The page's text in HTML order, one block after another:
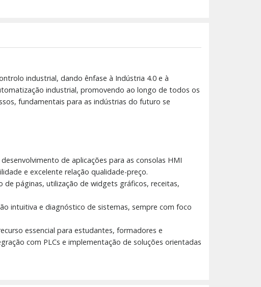
industrial, dando ênfase à Indústria 4.0 e à
industrial, promovendo ao longo de todos os
fundamentais para as indústrias do futuro se
de aplicações para as consolas HMI
e excelente relação qualidade-preço.
páginas, utilização de widgets gráficos, receitas,
intuitiva e diagnóstico de sistemas, sempre com foco
essencial para estudantes, formadores e
com PLCs e implementação de soluções orientadas